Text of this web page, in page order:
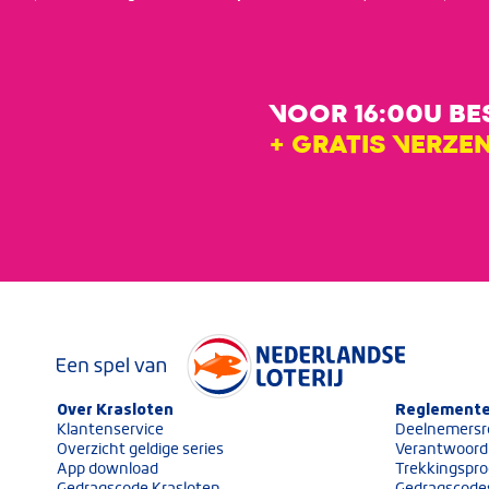
VOOR 16:00U
+ GRATIS
Over Krasloten
Klantenservice
Overzicht geldige series
App download
Volg ons op social media
Keurmerken van Nederlandse Loterij